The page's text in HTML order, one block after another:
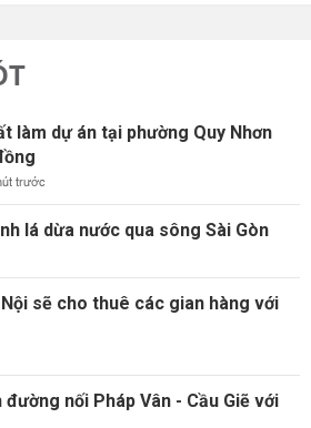
làm dự án tại phường Quy Nhơn
trước
lá dừa nước qua sông Sài Gòn
sẽ cho thuê các gian hàng với
nối Pháp Vân - Cầu Giẽ với